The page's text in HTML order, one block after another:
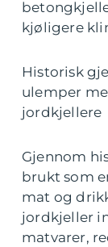
kjøligere
Historisk
ulemper
jordkjellere
Gjennom
brukt som
mat og
jordkjeller
matvarer,